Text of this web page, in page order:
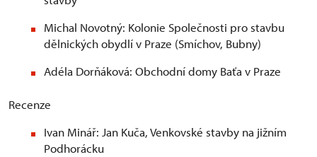
Michal Novotný: Kolonie Společnosti pro stavbu
dělnických obydlí v Praze (Smíchov, Bubny)
Adéla Dorňáková: Obchodní domy Baťa v Praze
Recenze
Ivan Minář: Jan Kuča, Venkovské stavby na jižním
Podhorácku